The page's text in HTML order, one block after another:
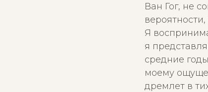
Ван Гог, не
вероятности,
Я
я
средние
моему
дремлет в